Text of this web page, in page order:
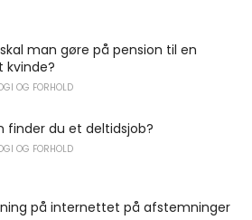
man gøre på pension til en
kvinde?
OG FORHOLD
finder du et deltidsjob?
OG FORHOLD
på internettet på afstemninger